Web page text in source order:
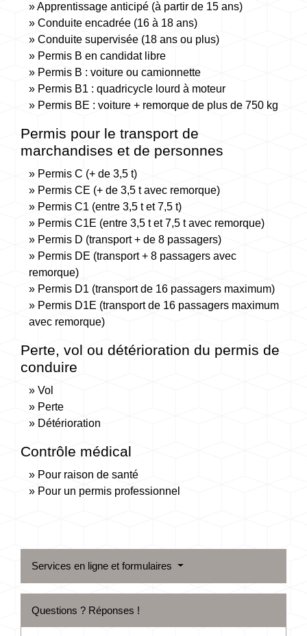
Apprentissage anticipé (à partir de 15 ans)
Conduite encadrée (16 à 18 ans)
Conduite supervisée (18 ans ou plus)
Permis B en candidat libre
Permis B : voiture ou camionnette
Permis B1 : quadricycle lourd à moteur
Permis BE : voiture + remorque de plus de 750 kg
Permis pour le transport de
marchandises et de personnes
Permis C (+ de 3,5 t)
Permis CE (+ de 3,5 t avec remorque)
Permis C1 (entre 3,5 t et 7,5 t)
Permis C1E (entre 3,5 t et 7,5 t avec remorque)
Permis D (transport + de 8 passagers)
Permis DE (transport + 8 passagers avec
remorque)
Permis D1 (transport de 16 passagers maximum)
Permis D1E (transport de 16 passagers maximum
avec remorque)
Perte, vol ou détérioration du permis de
conduire
Vol
Perte
Détérioration
Contrôle médical
Pour raison de santé
Pour un permis professionnel
Services en ligne et formulaires
Questions ? Réponses !